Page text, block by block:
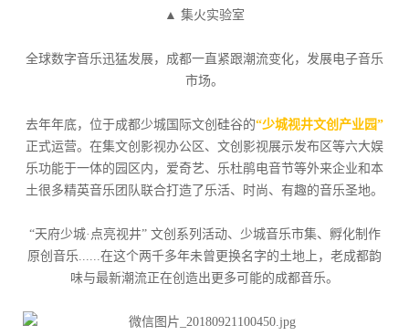
▲ 集火实验室
全球数字音乐迅猛发展，成都一直紧跟潮流变化，发展电子音乐
市场。
去年年底，位于成都少城国际文创硅谷的“少城视井文创产业园”
正式运营。在集文创影视办公区、文创影视展示发布区等六大娱
乐功能于一体的园区内，爱奇艺、乐杜鹃电音节等外来企业和本
土很多精英音乐团队联合打造了乐活、时尚、有趣的音乐圣地。
“天府少城·点亮视井” 文创系列活动、少城音乐市集、孵化制作
原创音乐......在这个两千多年未曾更换名字的土地上，老成都韵
味与最新潮流正在创造出更多可能的成都音乐。